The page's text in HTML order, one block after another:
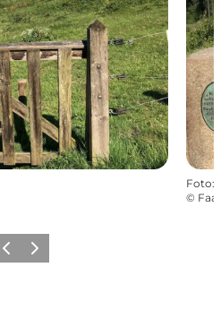
Foto:
©
ForrigeNæste